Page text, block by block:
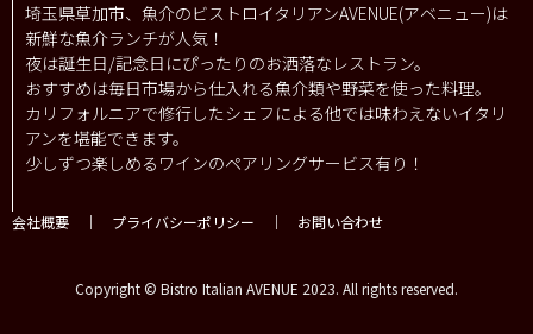
埼玉県草加市、魚介のビストロイタリアンAVENUE(アベニュー)は
新鮮な魚介ランチが人気！
夜は誕生日/記念日にぴったりのお洒落なレストラン。
おすすめは毎日市場から仕入れる魚介類や野菜を使った料理。
カリフォルニアで修行したシェフによる他では味わえないイタリ
アンを堪能できます。
少しずつ楽しめるワインのペアリングサービス有り！
会社概要 ｜ プライバシーポリシー ｜ お問い合わせ
Copyright © Bistro Italian AVENUE 2023. All rights reserved.